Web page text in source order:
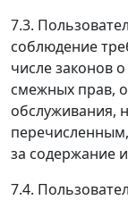
7.3.
соблюдение
числе законов
смежных прав,
обслуживания,
за содержание
7.4.